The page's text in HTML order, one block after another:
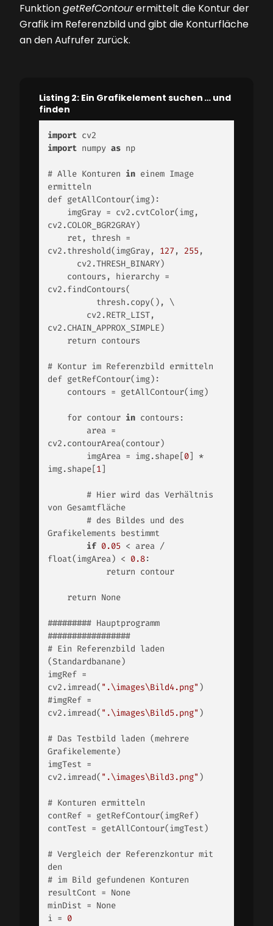
FunktiongetRefContourermittelt die Kontur der
Grafik im Referenzbild und gibt die Konturfläche
an den Aufrufer zurück.
Listing 2: Ein Grafikelement suchen … und
finden
import
import numpy as np
# Alle Konturen in einem Image
ermitteln
def getAllContour(img):
cv2.COLOR_BGR2GRAY)
cv2.threshold(imgGray, 127 , 255 ,
cv2.findContours(
cv2.CHAIN_APPROX_SIMPLE)
# Kontur im Referenzbild ermitteln
def getRefContour(img):
    for contour
in contours:
cv2.contourArea(contour)
        imgArea = img.shape[
0] *
img.shape[1]
von Gesamtfläche
Grafikelements bestimmt
if 0.05 < area /
float(imgArea) < 0.8:
######### Hauptprogramm
#################
# Ein Referenzbild laden
(Standardbanane)
imgRef =
cv2.imread( ".\images\Bild4.png" )
#imgRef =
cv2.imread( ".\images\Bild5.png" )
# Das Testbild laden (mehrere
Grafikelemente)
imgTest =
cv2.imread( ".\images\Bild3.png" )
# Konturen ermitteln
contRef = getRefContour(imgRef)
contTest = getAllContour(imgTest)
# Vergleich der Referenzkontur mit
den
# im Bild gefundenen Konturen
resultCont = None
minDist = None
i = 0